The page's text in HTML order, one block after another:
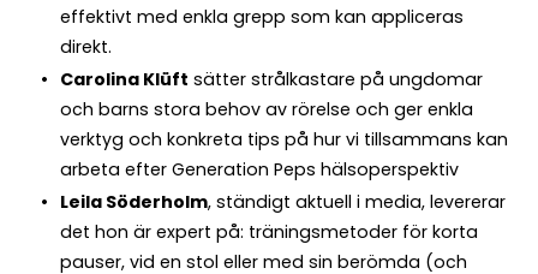
effektivt med enkla grepp som kan appliceras
direkt.
Carolina Klüft sätter strålkastare på ungdomar
och barns stora behov av rörelse och ger enkla
verktyg och konkreta tips på hur vi tillsammans kan
arbeta efter Generation Peps hälsoperspektiv
Leila Söderholm, ständigt aktuell i media, levererar
det hon är expert på: träningsmetoder för korta
pauser, vid en stol eller med sin berömda (och